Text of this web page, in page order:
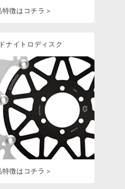
特徴はコチラ＞
ナイトロディスク
特徴はコチラ＞